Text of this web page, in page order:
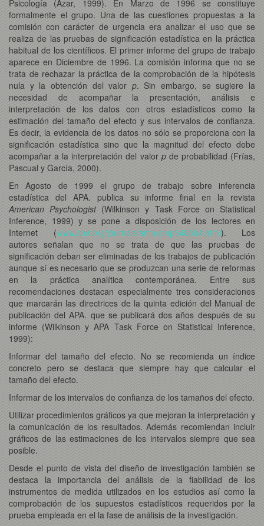
Psicología (Azar, 1999). En Marzo de 1996 se constituye
formalmente el grupo. Una de las cuestiones propuestas a la
comisión con carácter de urgencia era analizar el uso que se
realiza de las pruebas de significación estadística en la práctica
habitual de los científicos. El primer informe del grupo de trabajo
aparece en Diciembre de 1996. La comisión informa que no se
trata de rechazar la práctica de la comprobación de la hipótesis
nula y la obtención del valor p. Sin embargo, se sugiere la
necesidad de acompañar la presentación, análisis e
interpretación de los datos con otros estadísticos como la
estimación del tamaño del efecto y sus intervalos de confianza.
Es decir, la evidencia de los datos no sólo se proporciona con la
significación estadística sino que la magnitud del efecto debe
acompañar a la interpretación del valor pde probabilidad (Frías,
Pascual y García, 2000).
En Agosto de 1999 el grupo de trabajo sobre inferencia
estadística del APA. publica su informe final en la revista
American Psychologist(Wilkinson y Task Force on Statistical
Inference, 1999) y se pone a disposición de los lectores en
Internet (www.apa.org/journals/amp/amp548594.html). Los
autores señalan que no se trata de que las pruebas de
significación deban ser eliminadas de los trabajos de publicación
aunque sí es necesario que se produzcan una serie de reformas
en la práctica analítica contemporánea. Entre sus
recomendaciones destacan especialmente tres consideraciones
que marcarán las directrices de la quinta edición del Manual de
publicación del APA. que se publicará dos años después de su
informe (Wilkinson y APA Task Force on Statistical Inference,
1999):
Informar del tamaño del efecto. No se recomienda un índice
concreto pero se destaca que siempre hay que calcular el
tamaño del efecto.
Informar de los intervalos de confianza de los tamaños del efecto.
Utilizar procedimientos gráficos ya que mejoran la interpretación y
la comunicación de los resultados. Además recomiendan incluir
gráficos de las estimaciones de los intervalos siempre que sea
posible.
Desde el punto de vista del diseño de investigación también se
destaca la importancia del análisis de la fiabilidad de los
instrumentos de medida utilizados en los estudios así como la
comprobación de los supuestos estadísticos requeridos por la
prueba empleada en el la fase de análisis de la investigación.